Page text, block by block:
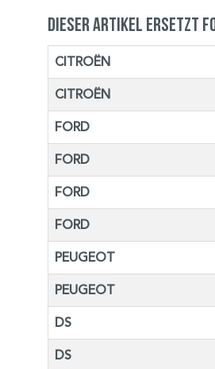
Dieser Artikel ersetzt
CITROËN
CITROËN
FORD
FORD
FORD
FORD
PEUGEOT
PEUGEOT
DS
DS